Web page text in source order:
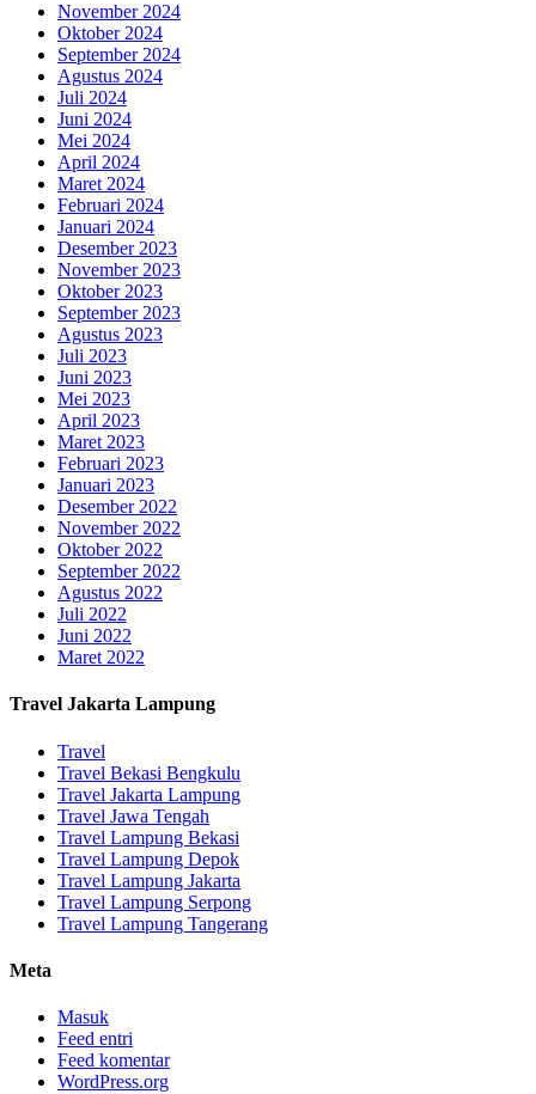
November 2024
Oktober 2024
September 2024
Agustus 2024
Juli 2024
Juni 2024
Mei 2024
April 2024
Maret 2024
Februari 2024
Januari 2024
Desember 2023
November 2023
Oktober 2023
September 2023
Agustus 2023
Juli 2023
Juni 2023
Mei 2023
April 2023
Maret 2023
Februari 2023
Januari 2023
Desember 2022
November 2022
Oktober 2022
September 2022
Agustus 2022
Juli 2022
Juni 2022
Maret 2022
Travel Jakarta Lampung
Travel
Travel Bekasi Bengkulu
Travel Jakarta Lampung
Travel Jawa Tengah
Travel Lampung Bekasi
Travel Lampung Depok
Travel Lampung Jakarta
Travel Lampung Serpong
Travel Lampung Tangerang
Meta
Masuk
Feed entri
Feed komentar
WordPress.org